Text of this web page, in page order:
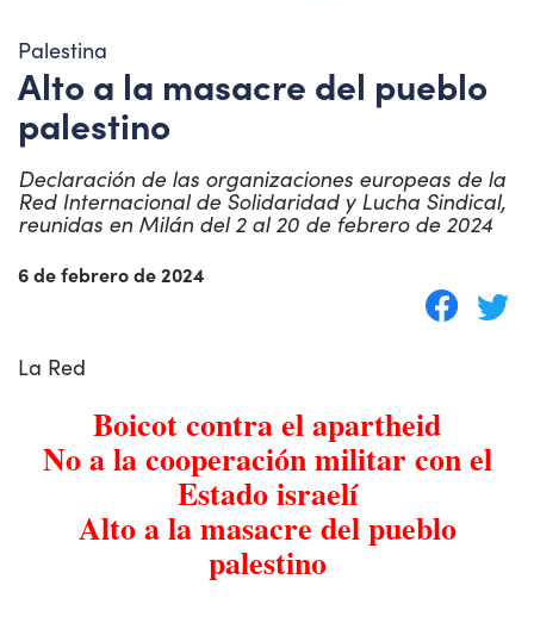
Palestina
Alto a la masacre del pueblo
palestino
Declaración de las organizaciones europeas de la
Red Internacional de Solidaridad y Lucha Sindical,
reunidas en Milán del 2 al 20 de febrero de 2024
6 de febrero de 2024
La Red
Boicot contra el apartheid
No a la cooperación militar con el
Estado israelí
Alto a la masacre del pueblo
palestino